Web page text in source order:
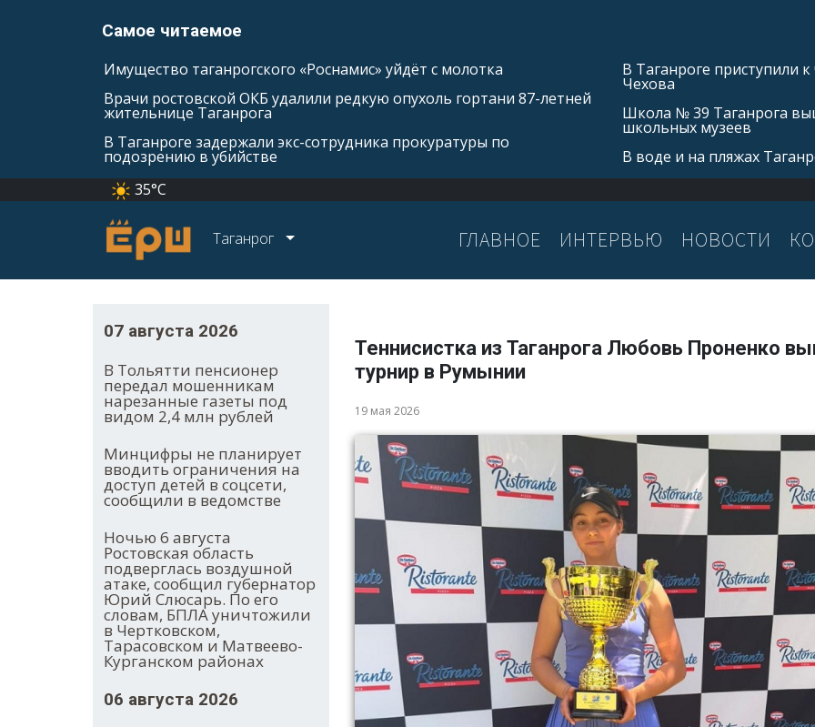
Самое читаемое
Имущество таганрогского «Роснамис» уйдёт с молотка
Врачи ростовской ОКБ удалили редкую опухоль гортани 87-летней
жительнице Таганрога
В Таганроге задержали экс-сотрудника прокуратуры по
подозрению в убийстве
В Таганроге приступили
Чехова
Школа № 39 Таганрога
школьных музеев
В воде и на пляжах
35°C
Таганрог ГЛАВНОЕ ИНТЕРВЬЮ НОВОСТИ
07 августа 2026
В Тольятти пенсионер
передал мошенникам
нарезанные газеты под
видом 2,4 млн рублей
Минцифры не планирует
вводить ограничения на
доступ детей в соцсети,
сообщили в ведомстве
Ночью 6 августа
Ростовская область
подверглась воздушной
атаке, сообщил губернатор
Юрий Слюсарь. По его
словам, БПЛА уничтожили
в Чертковском,
Тарасовском и Матвеево-
Курганском районах
06 августа 2026
Теннисистка из Таганрога Любовь Проненко
турнир в Румынии
19 мая 2026